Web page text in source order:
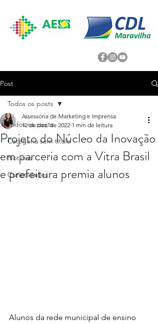
Post
Todos os posts
Categoria sem título
Noticias
Curiosidades
Todos os posts
Projeto do Núcleo da Inovação
em parceria com a Vitra Brasil
e prefeitura premia alunos
Assessoria de Marketing e Imprensa
12 de dez. de 2022 1 min de leitura
Alunos da rede municipal de ensino